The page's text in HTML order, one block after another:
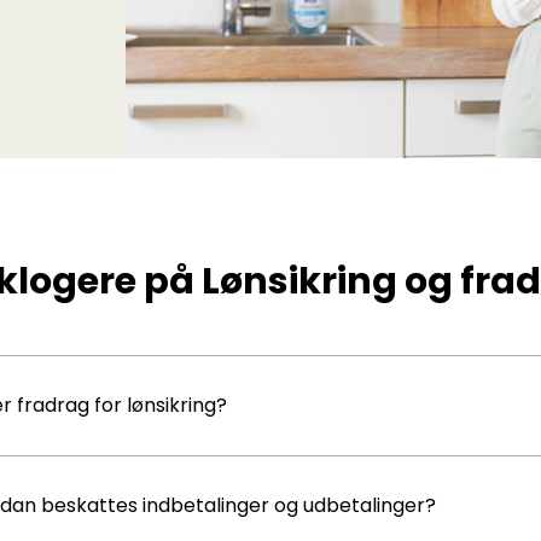
på Lønsikring og
fradrag for lønsikring?
beskattes indbetalinger og udbetalinger?